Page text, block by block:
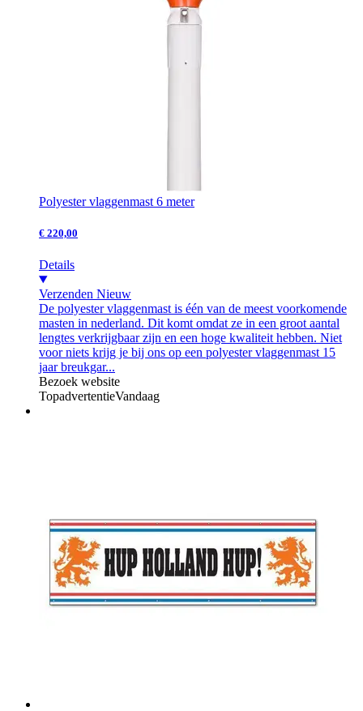
Polyester vlaggenmast 6 meter
€ 220,00
Details
Verzenden Nieuw
De polyester vlaggenmast is één van de meest voorkomende
masten in nederland. Dit komt omdat ze in een groot aantal
lengtes verkrijgbaar zijn en een hoge kwaliteit hebben. Niet
voor niets krijg je bij ons op een polyester vlaggenmast 15
jaar breukgar...
Bezoek website
TopadvertentieVandaag